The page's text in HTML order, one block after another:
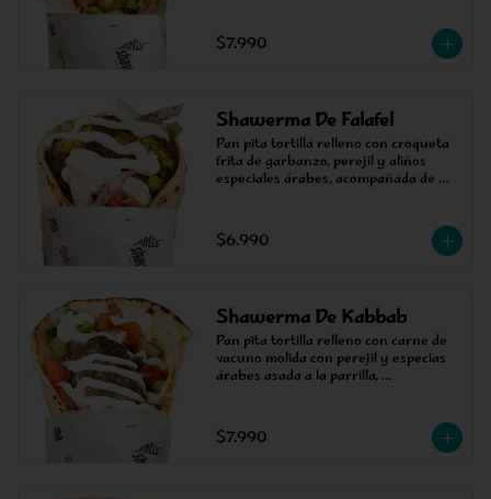
y lechuga.
$7.990
Shawerma De Falafel
Pan pita tortilla relleno con croqueta
frita de garbanzo, perejil y aliños
especiales árabes, acompañada de
$6.990
Shawerma De Kabbab
Pan pita tortilla relleno con carne de
vacuno molida con perejil y especias
árabes asada a la parrilla,
$7.990